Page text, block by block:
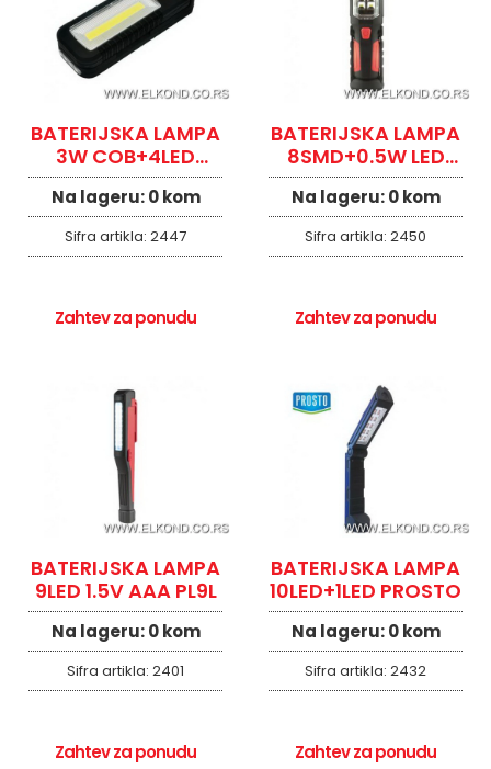
BATERIJSKA LAMPA
3W COB+4LED
PROSTO
Na lageru:0 kom
Sifra artikla: 2447
Zahtev za ponudu
BATERIJSKA LAMPA
8SMD+0.5W LED
PROSTO
Na lageru:0 kom
Sifra artikla: 2450
Zahtev za ponudu
BATERIJSKA LAMPA
9LED 1.5V AAA PL9L
Na lageru:0 kom
Sifra artikla: 2401
Zahtev za ponudu
BATERIJSKA LAMPA
10LED+1LED PROSTO
Na lageru:0 kom
Sifra artikla: 2432
Zahtev za ponudu